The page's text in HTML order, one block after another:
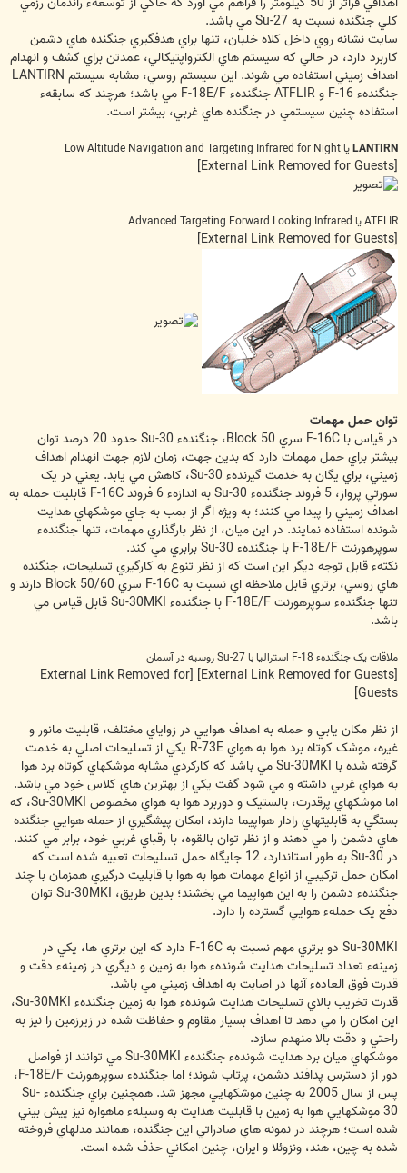
کلي جنگنده نسبت به Su-27 مي باشد.
سايت نشانه روي داخل کلاه خلبان، تنها براي هدفگيري جنگنده هاي دشمن
کاربرد دارد، در حالي که سيستم هاي الکترواپتيکالي، عمدتن براي کشف و انهدام
اهداف زميني استفاده مي شوند. اين سيستم روسي، مشابه سيستم LANTIRN
جنگندهء F-16 و ATFLIR جنگندهء F-18E/F مي باشد؛ هرچند که سابقهء
استفاده چنين سيستمي در جنگنده هاي غربي، بيشتر است.
LANTIRNيا Low Altitude Navigation and Targeting Infrared for Night
ATFLIR يا Advanced Targeting Forward Looking Infrared
توان حمل مهمات
در قياس با F-16C سري Block 50، جنگندهء Su-30 حدود 20 درصد توان
بيشتر براي حمل مهمات دارد که بدين جهت، زمان لازم جهت انهدام اهداف
زميني، براي يگان به خدمت گيرندهء Su-30، کاهش مي يابد. يعني در يک
سورتي پرواز، 5 فروند جنگندهء Su-30 به اندازهء 6 فروند F-16C قابليت حمله به
اهداف زميني را پيدا مي کنند؛ به ويژه اگر از بمب به جاي موشکهاي هدايت
شونده استفاده نمايند. در اين ميان، از نظر بارگذاري مهمات، تنها جنگندهء
سوپرهورنت F-18E/F با جنگندهء Su-30 برابري مي کند.
نکتهء قابل توجه ديگر اين است که از نظر تنوع به کارگيري تسليحات، جنگنده
هاي روسي، برتري قابل ملاحظه اي نسبت به F-16C سري Block 50/60 دارند و
تنها جنگندهء سوپرهورنت F-18E/F با جنگندهء Su-30MKI قابل قياس مي
باشد.
ملاقات يک جنگندهء F-18 استراليا با Su-27 روسيه در آسمان
[External Link Removed for
Guests]
از نظر مکان يابي و حمله به اهداف هوايي در زواياي مختلف، قابليت مانور و
غيره، موشک کوتاه برد هوا به هواي R-73E يکي از تسليحات اصلي به خدمت
گرفته شده با Su-30MKI مي باشد که کارکردي مشابه موشکهاي کوتاه برد هوا
به هواي غربي داشته و مي شود گفت يکي از بهترين هاي کلاس خود مي باشد.
اما موشکهاي پرقدرت، بالستيک و دوربرد هوا به هواي مخصوص Su-30MKI، که
بستگي به قابليتهاي رادار هواپيما دارند، امکان پيشگيري از حمله هوايي جنگنده
هاي دشمن را مي دهند و از نظر توان بالقوه، با رقباي غربي خود، برابر مي کنند.
در Su-30 به طور استاندارد، 12 جايگاه حمل تسليحات تعبيه شده است که
امکان حمل ترکيبي از انواع مهمات هوا به هوا با قابليت درگيري همزمان با چند
جنگندهء دشمن را به اين هواپيما مي بخشند؛ بدين طريق، Su-30MKI توان
دفع يک حملهء هوايي گسترده را دارد.
Su-30MKI دو برتري مهم نسبت به F-16C دارد که اين برتري ها، يکي در
زمينهء تعداد تسليحات هدايت شوندهء هوا به زمين و ديگري در زمينهء دقت و
قدرت فوق العادهء آنها در اصابت به اهداف زميني مي باشد.
قدرت تخريب بالاي تسليحات هدايت شوندهء هوا به زمين جنگندهء Su-30MKI،
اين امکان را مي دهد تا اهداف بسيار مقاوم و حفاظت شده در زيرزمين را نيز به
راحتي و دقت بالا منهدم سازد.
موشکهاي ميان برد هدايت شوندهء جنگندهء Su-30MKI مي توانند از فواصل
دور از دسترس پدافند دشمن، پرتاب شوند؛ اما جنگندهء سوپرهورنت F-18E/F،
پس از سال 2005 به چنين موشکهايي مجهز شد. همچنين براي جنگندهء Su-
30 موشکهايي هوا به زمين با قابليت هدايت به وسيلهء ماهواره نيز پيش بيني
شده است؛ هرچند در نمونه هاي صادراتي اين جنگنده، همانند مدلهاي فروخته
شده به چين، هند، ونزوئلا و ايران، چنين امکاني حذف شده است.